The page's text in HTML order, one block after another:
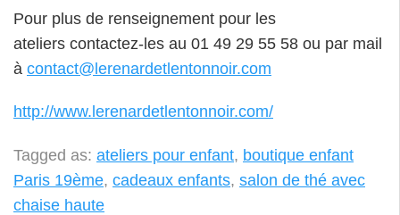
Pour plus de renseignement pour les
ateliers contactez-les au 01 49 29 55 58 ou par mail
à contact@lerenardetlentonnoir.com
http://www.lerenardetlentonnoir.com/
Tagged as: ateliers pour enfant, boutique enfant
Paris 19ème, cadeaux enfants, salon de thé avec
chaise haute